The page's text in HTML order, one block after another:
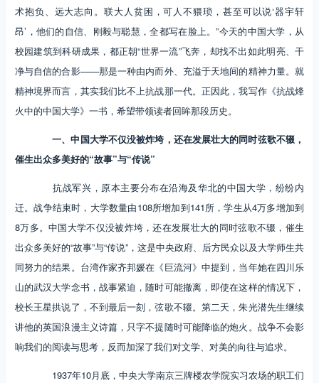
术抱负、远大志向。联大人贫困，可人不猥琐，甚至可以说‘器宇轩
昂’，他们的自信、刚毅与聪慧，全都写在脸上。”今天的中国大学，从
校园建筑到科研成果，都正朝“世界一流”飞奔，却找不出如此明亮、干
净与自信的合影——那是一种由内而外、充溢于天地间的精神力量。就
精神境界而言，其实我们比不上抗战那一代。正因此，我写作《抗战烽
火中的中国大学》一书，希望带领读者回眸那段历史。
一、中国大学不仅没被炸垮，还在发展壮大的同时弦歌不辍，
催生出众多美好的“故事”与“传说”
抗战军兴，原本主要分布在沿海及华北的中国大学，纷纷内
迁。战争结束时，大学数量由108所增加到141所，学生从4万多增加到
8万多。中国大学不仅没被炸垮，还在发展壮大的同时弦歌不辍，催生
出众多美好的“故事”与“传说”，这是中央政府、后方民众以及大学师生共
同努力的结果。台湾作家齐邦媛在《巨流河》中提到，当年她在四川乐
山的武汉大学念书，战事紧迫，随时可能撤离，即使在这样的情况下，
校长王星拱说了，不到最后一刻，弦歌不辍。第二天，朱光潜先生继续
讲他的英国浪漫主义诗篇，只字不提随时可能降临的炮火。战争不会影
响我们的阅读与思考，反而加深了我们对文学、对美的向往与追求。
1937年10月底，中央大学南京三牌楼农学院实习农场的职工们